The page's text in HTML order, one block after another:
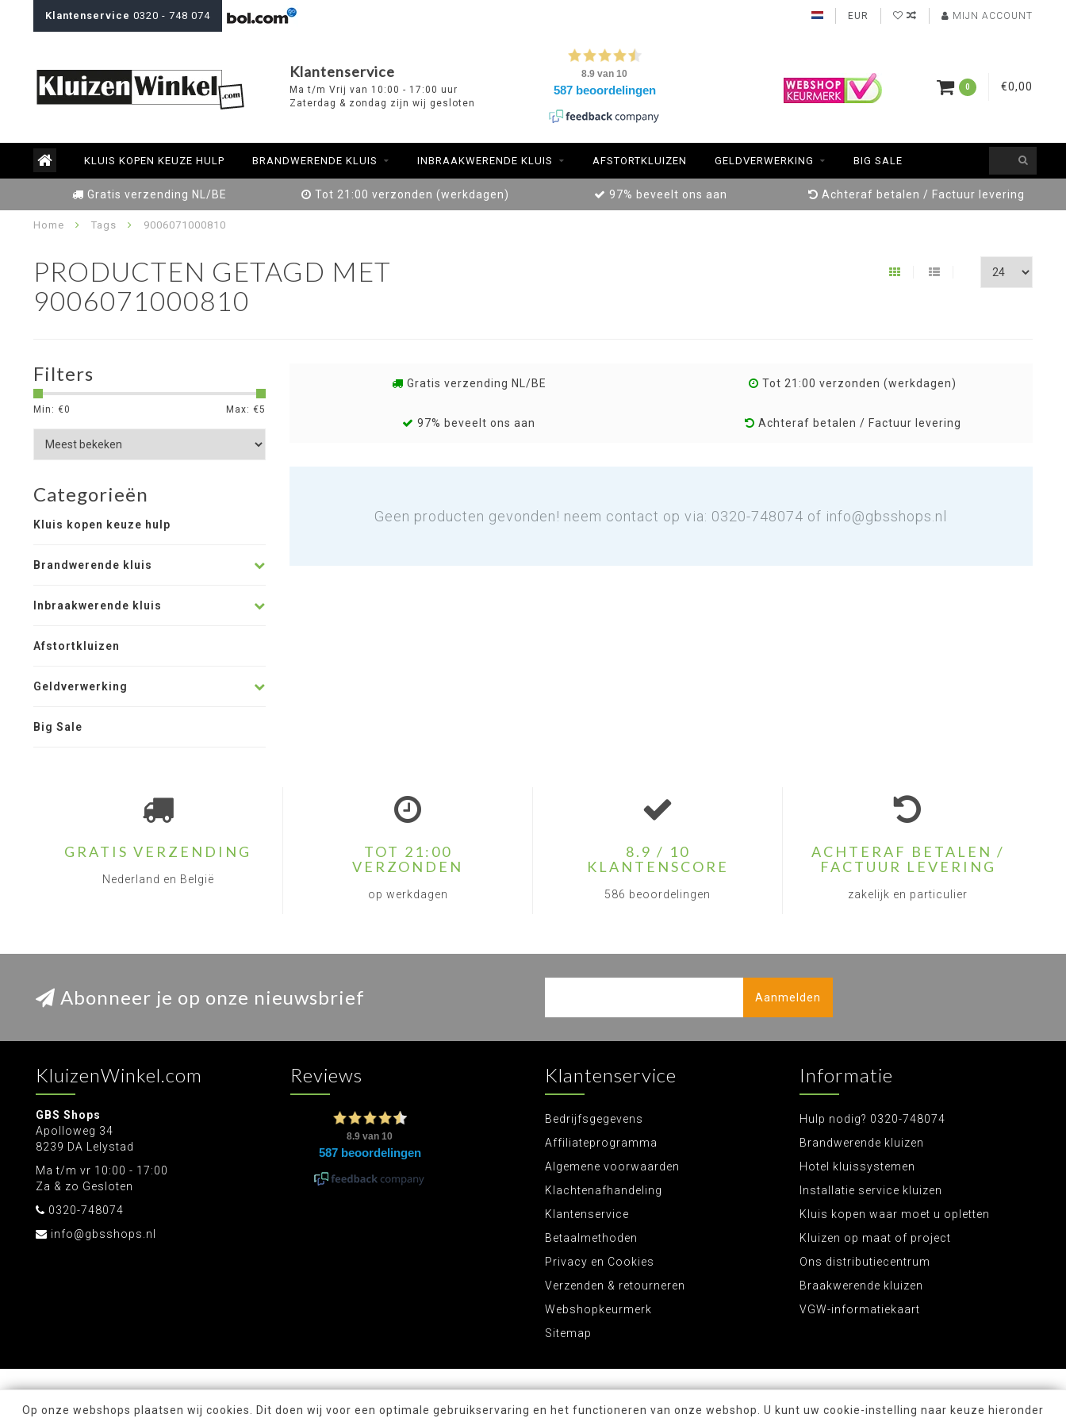
Klantenservice 0320 - 748 074 EUR MIJN ACCOUNT
Klantenservice
Ma t/m Vrij van 10:00 - 17:00 uur
Zaterdag & zondag zijn wij gesloten
0 €0,00
KLUIS KOPEN KEUZE HULP BRANDWERENDE KLUIS INBRAAKWERENDE KLUIS AFSTORTKLUIZEN GELDVERWERKING BIG SALE
Gratis verzending NL/BE Tot 21:00 verzonden (werkdagen) 97% beveelt ons aan Achteraf betalen / Factuur levering
Home Tags 9006071000810
PRODUCTEN GETAGD MET
9006071000810
Filters
Min: €0 Max: €5
Categorieën
Kluis kopen keuze hulp
Brandwerende kluis
Inbraakwerende kluis
Afstortkluizen
Geldverwerking
Big Sale
Gratis verzending NL/BE Tot 21:00 verzonden (werkdagen)
97% beveelt ons aan Achteraf betalen / Factuur levering
Geen producten gevonden! neem contact op via: 0320-748074 of info@gbsshops.nl
GRATIS VERZENDING
Nederland en België
TOT 21:00
VERZONDEN
op werkdagen
8.9 / 10
KLANTENSCORE
586 beoordelingen
ACHTERAF BETALEN /
FACTUUR LEVERING
zakelijk en particulier
Abonneer je op onze nieuwsbrief Aanmelden
KluizenWinkel.com
GBS Shops
Apolloweg 34
8239 DA Lelystad
Ma t/m vr 10:00 - 17:00
Za & zo Gesloten
0320-748074
info@gbsshops.nl
Reviews Klantenservice
Bedrijfsgegevens
Affiliateprogramma
Algemene voorwaarden
Klachtenafhandeling
Klantenservice
Betaalmethoden
Privacy en Cookies
Verzenden & retourneren
Webshopkeurmerk
Sitemap
Informatie
Hulp nodig? 0320-748074
Brandwerende kluizen
Hotel kluissystemen
Installatie service kluizen
Kluis kopen waar moet u opletten
Kluizen op maat of project
Ons distributiecentrum
Braakwerende kluizen
VGW-informatiekaart
Op onze webshops plaatsen wij cookies. Dit doen wij voor een optimale gebruikservaring en het functioneren van onze webshop. U kunt uw cookie-instelling naar keuze hieronder